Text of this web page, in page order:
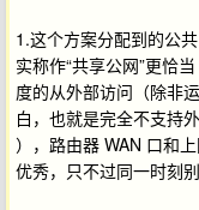
1.这个方案分配到的公
实称作“共享公网”更恰
度的从外部访问（除非
白，也就是完全不支持
），路由器 WAN 口和
优秀，只不过同一时刻别